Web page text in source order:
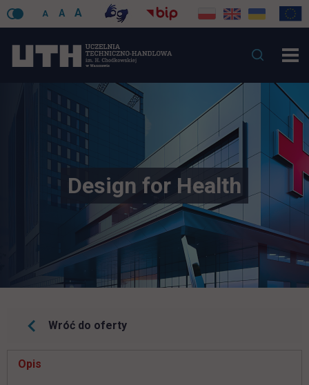
A A A
Design for Health
Wróć do oferty
Pomiń
nawigacje
Opis